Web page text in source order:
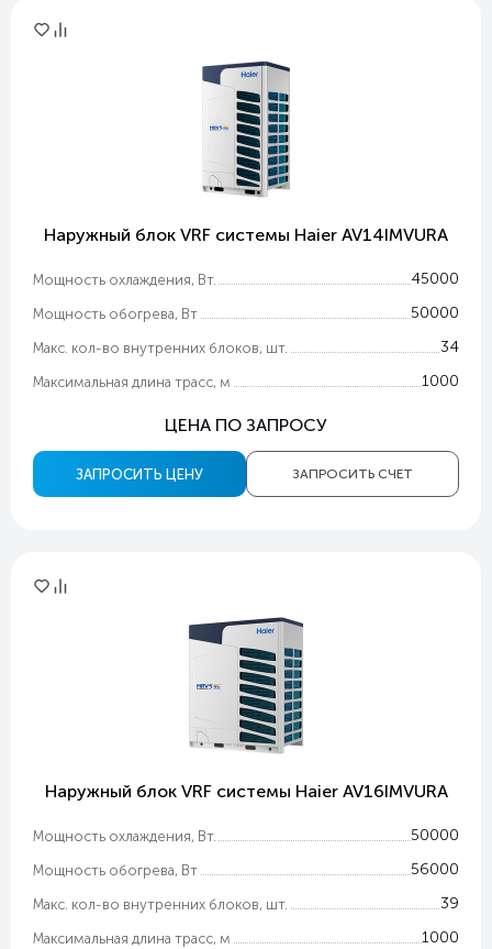
Наружный блок VRF системы Haier AV14IMVURA
Мощность охлаждения, Вт. 45000
Мощность обогрева, Вт 50000
Макс. кол-во внутренних блоков, шт. 34
Максимальная длина трасс, м 1000
ЦЕНА ПО ЗАПРОСУ
ЗАПРОСИТЬ СЧЕТ
ЗАПРОСИТЬ ЦЕНУ
Наружный блок VRF системы Haier AV16IMVURA
Мощность охлаждения, Вт. 50000
Мощность обогрева, Вт 56000
Макс. кол-во внутренних блоков, шт. 39
Максимальная длина трасс, м 1000